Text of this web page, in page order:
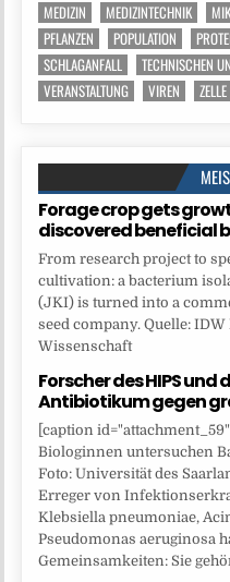
MEDIZIN
MEDIZINTECHNIK
PFLANZEN
POPULATION
SCHLAGANFALL
TECHNISCHEN
VERANSTALTUNG
VIREN ZELLE
Forage crop gets
discovered beneficial
From research project to
cultivation: a bacterium
(JKI) is turned into a
seed company. Quelle:
Wissenschaft
Forscher des HIPS und
Antibiotikum gegen
[caption
Biologinnen untersuchen
Foto: Universität des
Erreger von
Klebsiella pneumoniae,
Pseudomonas aeruginosa
Gemeinsamkeiten: Sie